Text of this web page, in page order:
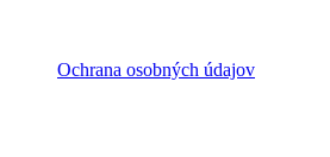
Ochrana osobných údajov